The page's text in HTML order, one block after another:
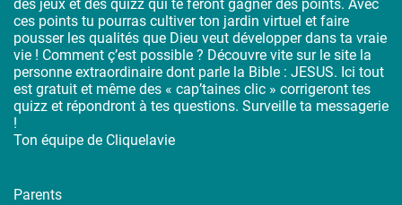
des jeux et des quizz qui te feront gagner des points. Avec
ces points tu pourras cultiver ton jardin virtuel et faire
pousser les qualités que Dieu veut développer dans ta vraie
vie ! Comment ç’est possible ? Découvre vite sur le site la
personne extraordinaire dont parle la Bible : JESUS. Ici tout
est gratuit et même des « cap’taines clic » corrigeront tes
quizz et répondront à tes questions. Surveille ta messagerie
!
Ton équipe de Cliquelavie
Parents